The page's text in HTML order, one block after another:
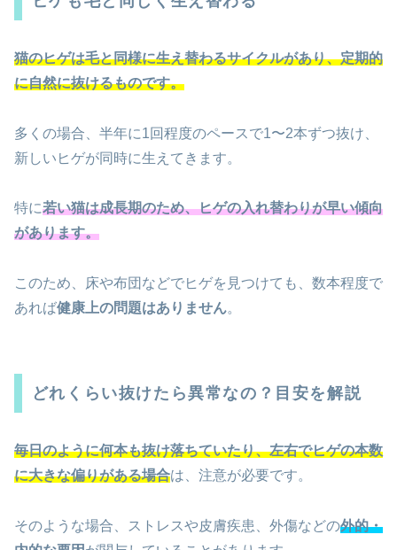
猫のヒゲは毛と同様に生え替わるサイクルがあり、定期的
に自然に抜けるものです。
多くの場合、半年に1回程度のペースで1〜2本ずつ抜け、
新しいヒゲが同時に生えてきます。
特に若い猫は成長期のため、ヒゲの入れ替わりが早い傾向
があります。
このため、床や布団などでヒゲを見つけても、数本程度で
あれば健康上の問題はありません。
どれくらい抜けたら異常なの？目安を解説
毎日のように何本も抜け落ちていたり、左右でヒゲの本数
に大きな偏りがある場合は、注意が必要です。
そのような場合、ストレスや皮膚疾患、外傷などの外的・